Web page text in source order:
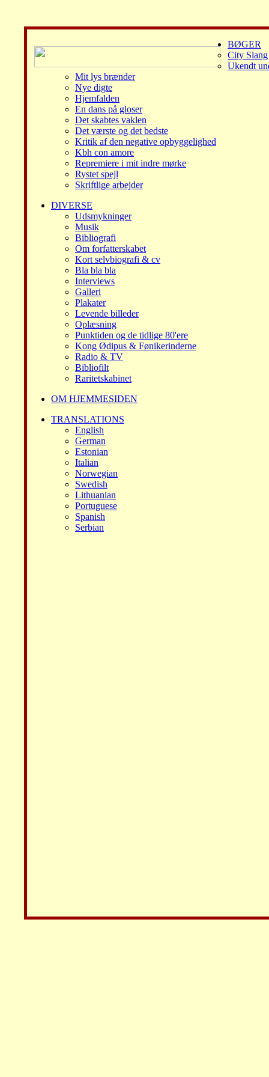
BØGER
City Slang
Ukendt
Mit lys brænder
Nye digte
Hjemfalden
En dans på gloser
Det skabtes vaklen
Det værste og det bedste
Kritik af den negative opbyggelighed
Kbh con amore
Repremiere i mit indre mørke
Rystet spejl
Skriftlige arbejder
DIVERSE
Udsmykninger
Musik
Bibliografi
Om forfatterskabet
Kort selvbiografi & cv
Bla bla bla
Interviews
Galleri
Plakater
Levende billeder
Oplæsning
Punktiden og de tidlige 80'ere
Kong Ødipus & Fønikerinderne
Radio & TV
Bibliofilt
Raritetskabinet
OM HJEMMESIDEN
TRANSLATIONS
English
German
Estonian
Italian
Norwegian
Swedish
Lithuanian
Portuguese
Spanish
Serbian